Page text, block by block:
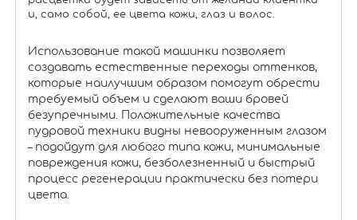
и, само собой, ее цвета кожи, глаз и волос.
Использование такой машинки позволяет
создавать естественные переходы оттенков,
которые наилучшим образом помогут обрести
требуемый объем и сделают ваши бровей
безупречными. Положительные качества
пудровой техники видны невооруженным глазом
– подойдут для любого типа кожи, минимальные
повреждения кожи, безболезненный и быстрый
процесс регенерации практически без потери
цвета.